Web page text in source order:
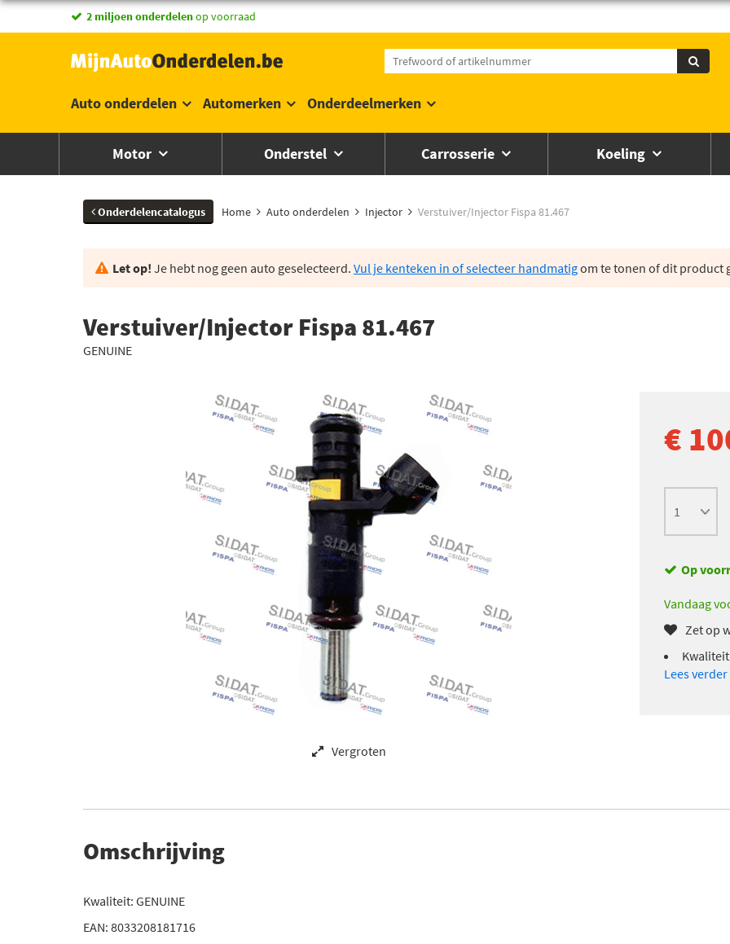
2 miljoen onderdelenop voorraad
Auto onderdelen Automerken Onderdeelmerken
Motor Onderstel Carrosserie Koeling
Onderdelencatalogus Home Auto onderdelen Injector Verstuiver/Injector Fispa 81.467
Let op! Je hebt nog geen auto geselecteerd. Vul je kenteken in of selecteer handmatigom te tonen of dit product
Verstuiver/Injector Fispa 81.467
GENUINE
Vergroten
€
Op
Vandaag
Zet op
Lees verder
Omschrijving
Kwaliteit: GENUINE
EAN: 8033208181716